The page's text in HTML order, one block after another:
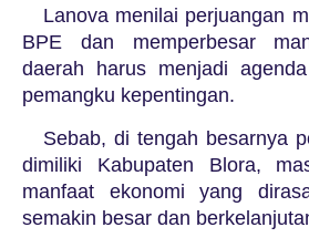
Lanova menilai perjuangan
BPE dan memperbesar
daerah harus menjadi
pemangku kepentingan.
Sebab, di tengah besarnya
dimiliki Kabupaten Blora,
manfaat ekonomi yang
semakin besar dan